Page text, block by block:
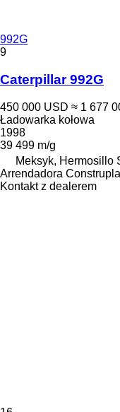
992G
9
Caterpillar 992G
450 000 USD ≈ 1 677
Ładowarka kołowa
1998
39 499 m/g
Meksyk, Hermosillo
Arrendadora
Kontakt z dealerem